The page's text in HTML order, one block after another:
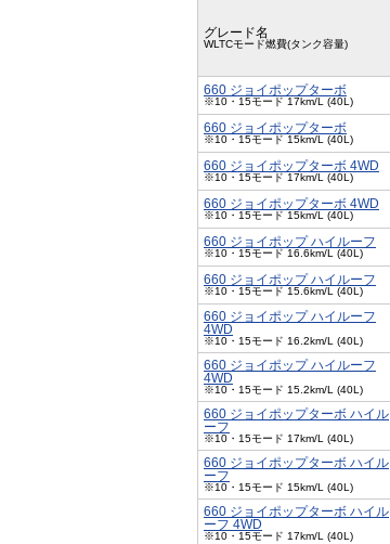
グレード名
WLTCモード燃費(タンク容量)
660 ジョイポップターボ
※10・15モード 17km/L (40L)
660 ジョイポップターボ
※10・15モード 15km/L (40L)
660 ジョイポップターボ 4WD
※10・15モード 17km/L (40L)
660 ジョイポップターボ 4WD
※10・15モード 15km/L (40L)
660 ジョイポップ ハイルーフ
※10・15モード 16.6km/L (40L)
660 ジョイポップ ハイルーフ
※10・15モード 15.6km/L (40L)
660 ジョイポップ ハイルーフ
4WD
※10・15モード 16.2km/L (40L)
660 ジョイポップ ハイルーフ
4WD
※10・15モード 15.2km/L (40L)
660 ジョイポップターボ ハイル
ーフ
※10・15モード 17km/L (40L)
660 ジョイポップターボ ハイル
ーフ
※10・15モード 15km/L (40L)
660 ジョイポップターボ ハイル
ーフ 4WD
※10・15モード 17km/L (40L)